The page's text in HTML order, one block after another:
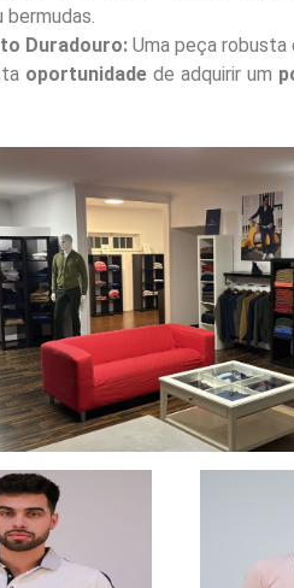
bermudas.
Duradouro: Uma peça robusta
oportunidade de adquirir um